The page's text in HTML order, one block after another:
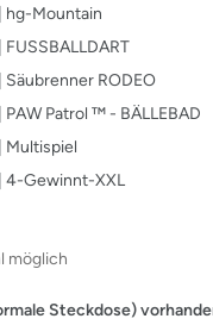
hg-Mountain
Säubrenner RODEO
PAW Patrol ™️ - BÄLLEBAD
Multispiel
4-Gewinnt-XXL
möglich
Steckdose)